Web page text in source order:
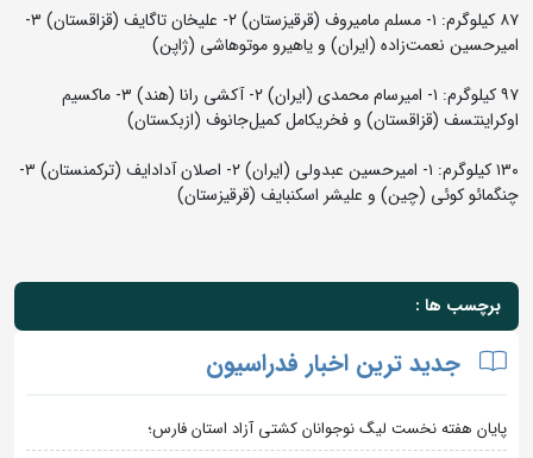
۸۷ کیلوگرم: ۱- مسلم مامیروف (قرقیزستان) ۲- علیخان تاگایف (قزاقستان) ۳-
امیرحسین نعمت‌زاده (ایران) و یاهیرو موتوهاشی (ژاپن)
۹۷ کیلوگرم: ۱- امیرسام محمدی (ایران) ۲- آکشی رانا (هند) ۳- ماکسیم
اوکراینتسف (قزاقستان) و فخریکامل کمیل‌جانوف (ازبکستان)
۱۳۰ کیلوگرم: ۱- امیرحسین عبدولی (ایران) ۲- اصلان آدادایف (ترکمنستان) ۳-
چنگمائو کوئی (چین) و علیشر اسکنبایف (قرقیزستان)
برچسب ها :
جدید ترین اخبار فدراسیون
پایان هفته نخست لیگ نوجوانان کشتی آزاد استان فارس؛